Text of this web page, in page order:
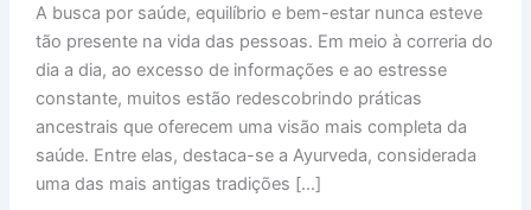
Sabedoria
Milenar
que
Pode
Transformar
Sua
Vida
A busca por saúde, equilíbrio e bem-estar nunca esteve
tão presente na vida das pessoas. Em meio à correria do
dia a dia, ao excesso de informações e ao estresse
constante, muitos estão redescobrindo práticas
ancestrais que oferecem uma visão mais completa da
saúde. Entre elas, destaca-se a Ayurveda, considerada
uma das mais antigas tradições […]